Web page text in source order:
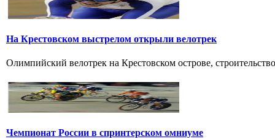
На Крестовском выстрелом открыли велотрек
Олимпийский велотрек на Крестовском острове,
Чемпионат России в спринтерском омниуме